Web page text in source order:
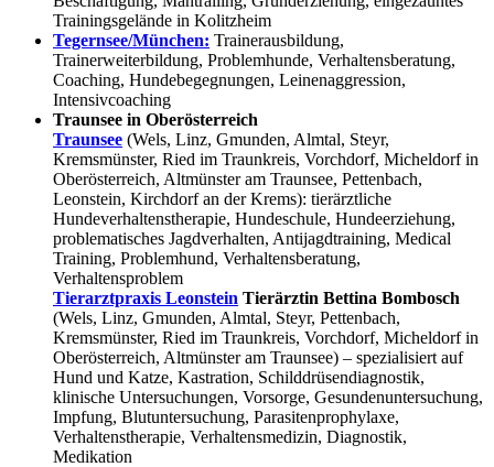
Trainingsgelände in Kolitzheim
Tegernsee/München: Trainerausbildung,
Trainerweiterbildung, Problemhunde, Verhaltensberatung,
Coaching, Hundebegegnungen, Leinenaggression,
Intensivcoaching
Traunsee in Oberösterreich
Traunsee (Wels, Linz, Gmunden, Almtal, Steyr,
Kremsmünster, Ried im Traunkreis, Vorchdorf, Micheldorf in
Oberösterreich, Altmünster am Traunsee, Pettenbach,
Leonstein, Kirchdorf an der Krems): tierärztliche
Hundeverhaltenstherapie, Hundeschule, Hundeerziehung,
problematisches Jagdverhalten, Antijagdtraining, Medical
Training, Problemhund, Verhaltensberatung,
Verhaltensproblem
Tierarztpraxis Leonstein Tierärztin Bettina Bombosch
(Wels, Linz, Gmunden, Almtal, Steyr, Pettenbach,
Kremsmünster, Ried im Traunkreis, Vorchdorf, Micheldorf in
Oberösterreich, Altmünster am Traunsee) – spezialisiert auf
Hund und Katze, Kastration, Schilddrüsendiagnostik,
klinische Untersuchungen, Vorsorge, Gesundenuntersuchung,
Impfung, Blutuntersuchung, Parasitenprophylaxe,
Verhaltenstherapie, Verhaltensmedizin, Diagnostik,
Medikation